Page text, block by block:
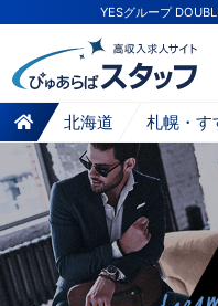
YESグループ
北海道 札幌・す